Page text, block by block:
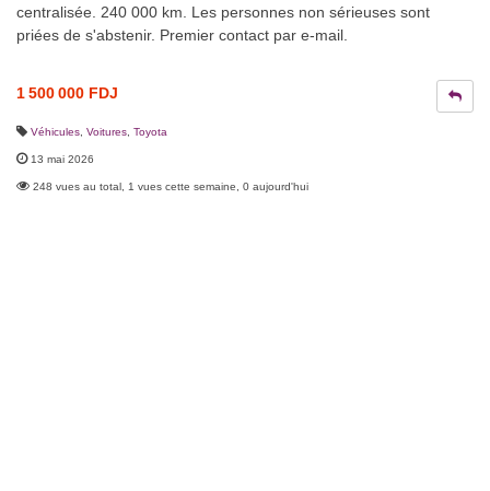
centralisée. 240 000 km. Les personnes non sérieuses sont
priées de s'abstenir. Premier contact par e-mail.
1 500 000 FDJ
Véhicules Voitures Toyota
13 mai 2026
248 vues au total, 1 vues cette semaine, 0 aujourd'hui